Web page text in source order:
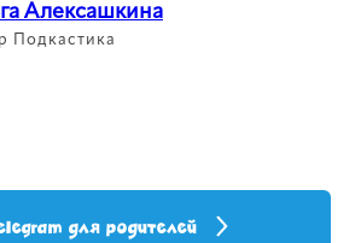
Алексашкина
Подкастика
для родителей